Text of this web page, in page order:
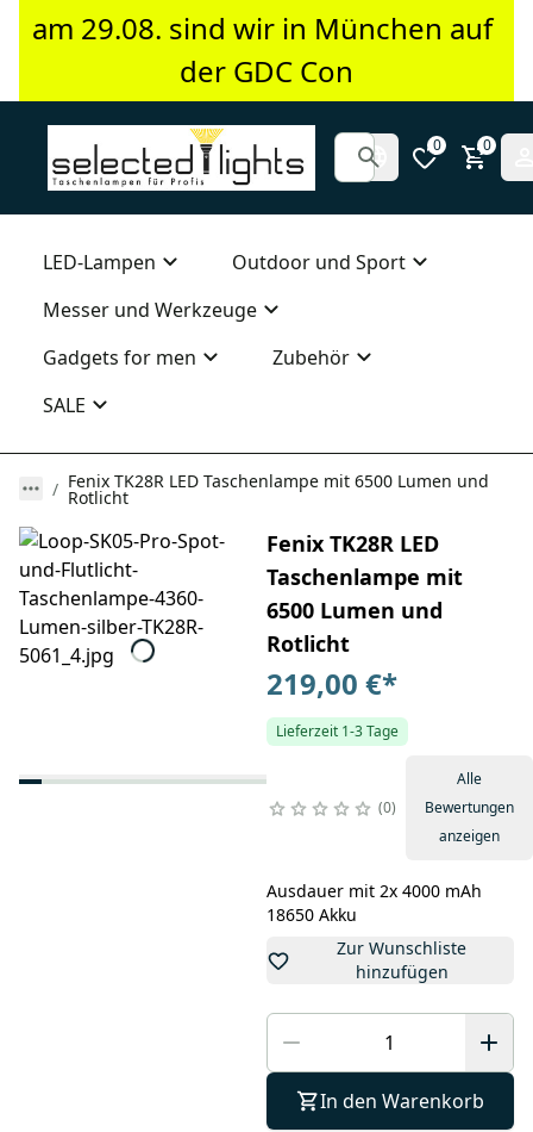
am 29.08. sind wir in München auf
der GDC Con
0 0
LED-Lampen
Outdoor und Sport
Messer und Werkzeuge
Gadgets for men
Zubehör
SALE
Fenix TK28R LED Taschenlampe mit 6500 Lumen und
Rotlicht
Fenix TK28R LED
Taschenlampe mit
6500 Lumen und
Rotlicht
219,00 €*
Lieferzeit 1-3 Tage
0
Alle
Bewertungen
anzeigen
Ausdauer mit 2x 4000 mAh
18650 Akku
Zur Wunschliste
hinzufügen
In den Warenkorb